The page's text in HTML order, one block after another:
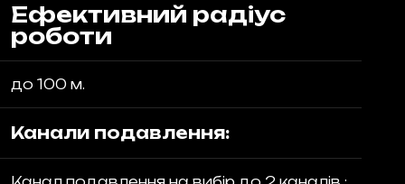
Ефективний радіус
роботи
до 100 м.
Канали подавлення: